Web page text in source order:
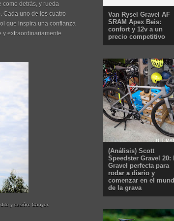
como detrás, y rueda
Cada uno de los cuatro
que inspira una confianza
y extraordinariamente
y cesión: Canyon
Van Rysel Gravel AF
SRAM Apex Beis:
confort y 12v a un
precio competitivo
(Análisis) Scott
Speedster Gravel 20:
Gravel perfecta para
rodar a diario y
comenzar en el
de la grava